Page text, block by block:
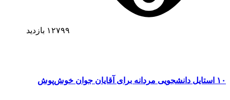
۱۲۷۹۹ بازدید
۱۰ استایل دانشجویی مردانه برای آقایان جوان خوش‌پوش